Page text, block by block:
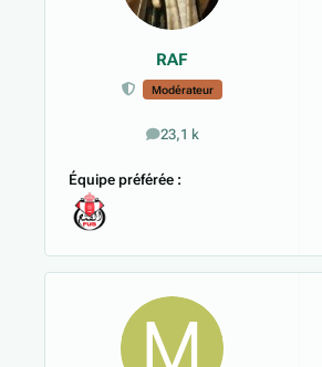
RAF
Modérateur
23,1 k
messages
Équipe préférée :